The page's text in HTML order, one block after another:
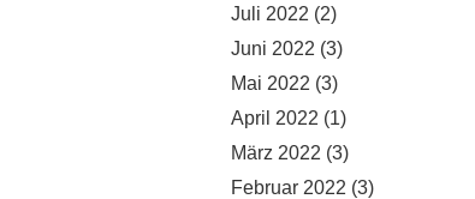
Juli 2022 (2)
Juni 2022 (3)
Mai 2022 (3)
April 2022 (1)
März 2022 (3)
Februar 2022 (3)